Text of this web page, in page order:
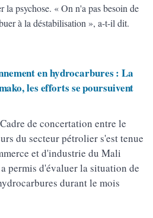
la psychose. « On n'a pas besoin de
à la déstabilisation », a-t-il dit.
en hydrocarbures : La
les efforts se poursuivent
de concertation entre le
du secteur pétrolier s'est tenue
et d'industrie du Mali
permis d'évaluer la situation de
durant le mois